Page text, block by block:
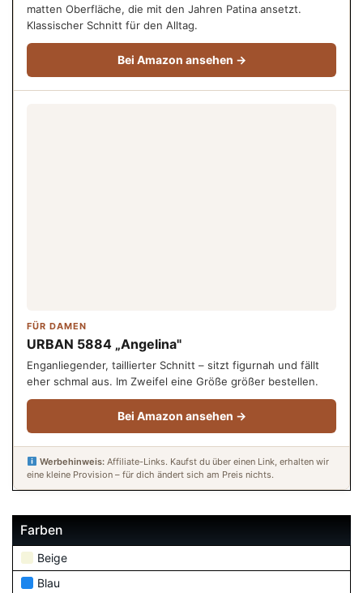
matten Oberfläche, die mit den Jahren Patina ansetzt.
Klassischer Schnitt für den Alltag.
Bei Amazon ansehen →
FÜR DAMEN
URBAN 5884 „Angelina"
Enganliegender, taillierter Schnitt – sitzt figurnah und fällt
eher schmal aus. Im Zweifel eine Größe größer bestellen.
Bei Amazon ansehen →
Werbehinweis:Affiliate-Links. Kaufst du über einen Link, erhalten wir
eine kleine Provision – für dich ändert sich am Preis nichts.
Farben
Beige
Blau